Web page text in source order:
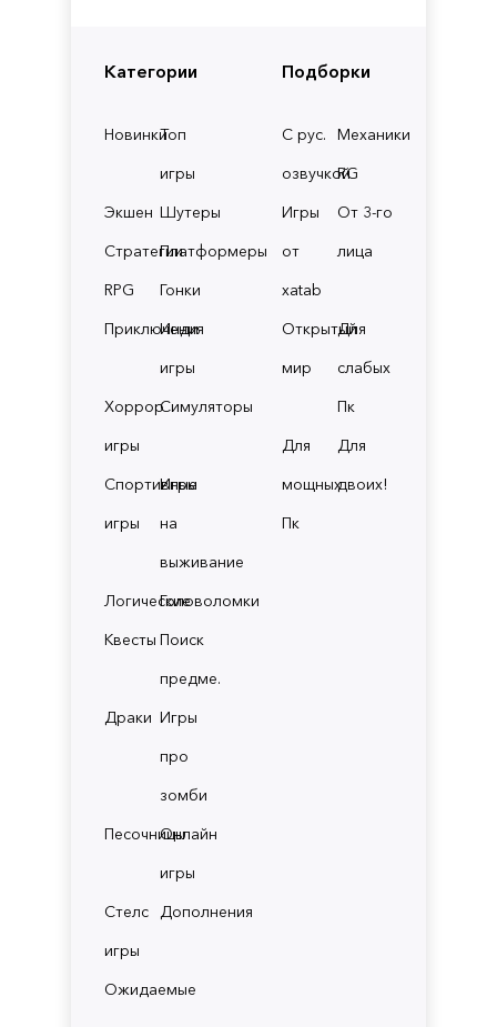
Категории
НовинкиТоп
игры
Экшен Шутеры
СтратегииПлатформеры
RPG
Гонки
Приключения
Инди
игры
Хоррор
игры
Симуляторы
Спортивные
игры
Игры
на
выживание
ЛогическиеГоловоломки
Квесты Поиск
предме.
Драки Игры
про
зомби
ПесочницыОнлайн
игры
Стелс
игры
Дополнения
Ожидаемые
Подборки
С рус.
озвучкой
Механики
RG
Игры
от
xatab
От 3-го
лица
Открытый
мир
Для
слабых
Пк
Для
мощных
Пк
Для
двоих!